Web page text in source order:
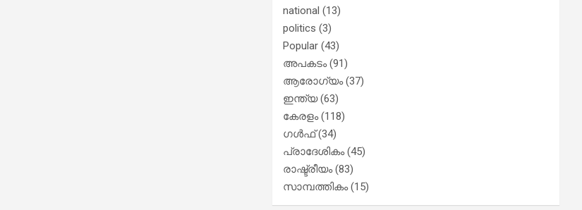
national (13)
politics (3)
Popular (43)
അപകടം(91)
ആരോഗ്യം(37)
ഇന്ത്യ(63)
കേരളം(118)
ഗൾഫ്(34)
പ്രാദേശികം(45)
രാഷ്ട്രീയം(83)
സാമ്പത്തികം(15)